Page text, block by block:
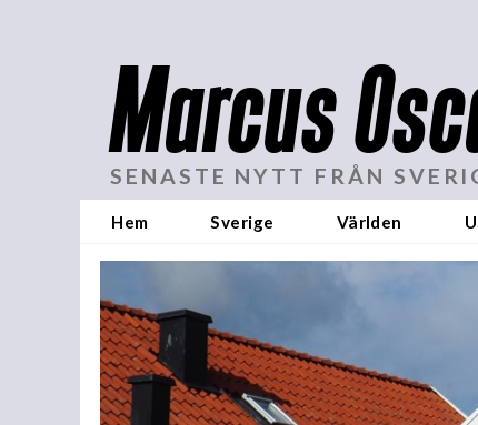
Marcus
SENASTE NYTT FRÅN
Hem Sverige Världen